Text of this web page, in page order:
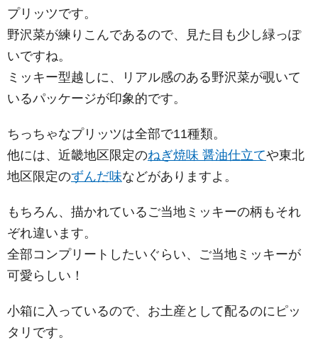
プリッツです。
野沢菜が練りこんであるので、見た目も少し緑っぽ
いですね。
ミッキー型越しに、リアル感のある野沢菜が覗いて
いるパッケージが印象的です。
ちっちゃなプリッツは全部で11種類。
他には、近畿地区限定のねぎ焼味 醤油仕立てや東北
地区限定のずんだ味などがありますよ。
もちろん、描かれているご当地ミッキーの柄もそれ
ぞれ違います。
全部コンプリートしたいぐらい、ご当地ミッキーが
可愛らしい！
小箱に入っているので、お土産として配るのにピッ
タリです。